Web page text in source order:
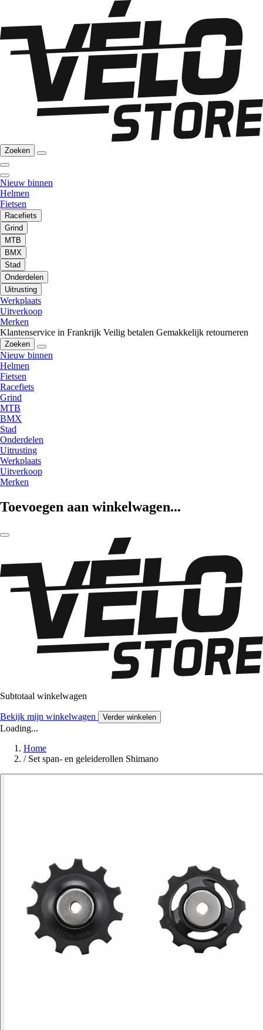
Zoeken
Nieuw binnen
Helmen
Fietsen
Racefiets
Grind
MTB
BMX
Stad
Onderdelen
Uitrusting
Werkplaats
Uitverkoop
Merken
Klantenservice in Frankrijk Veilig betalen Gemakkelijk retourneren
Zoeken
Nieuw binnen
Helmen
Fietsen
Racefiets
Grind
MTB
BMX
Stad
Onderdelen
Uitrusting
Werkplaats
Uitverkoop
Merken
Toevoegen aan winkelwagen...
Subtotaal winkelwagen
Bekijk mijn winkelwagen Verder winkelen
Loading...
Home
/ Set span- en geleiderollen Shimano